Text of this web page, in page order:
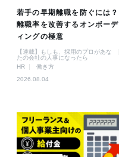
若手の早期離職を防ぐには？
離職率を改善するオンボーデ
ィングの極意
【連載】もしも、採用のプロがあな
たの会社の人事になったら
HR
働き方
2026.08.04